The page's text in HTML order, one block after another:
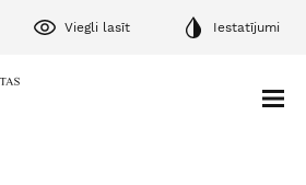
Viegli lasīt Iestatījumi